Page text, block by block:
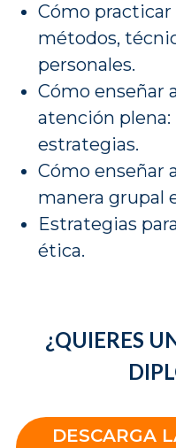
Cómo
métodos,
personales.
Cómo enseñar
atención
estrategias.
Cómo enseñar
manera grupal
Estrategias
ética.
¿QUIERES
DESCARGA